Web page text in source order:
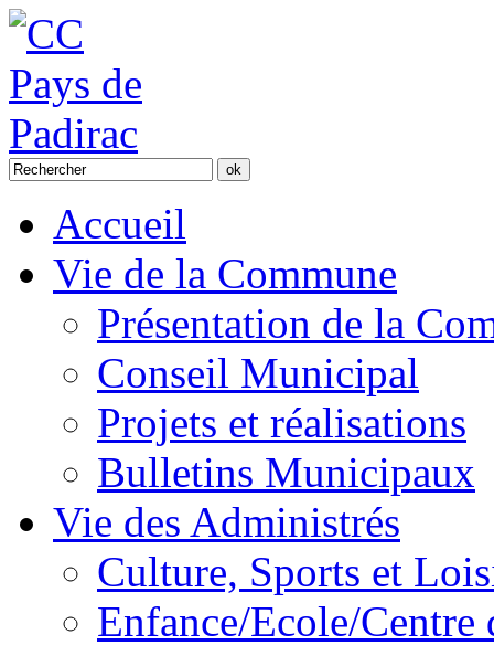
Accueil
Vie de la Commune
Présentation de la
Conseil Municipal
Projets et réalisations
Bulletins Municipaux
Vie des Administrés
Culture, Sports et
Enfance/Ecole/Centre